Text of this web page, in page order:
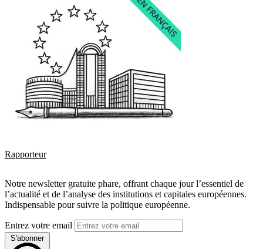
Rapporteur
Notre newsletter gratuite phare, offrant chaque jour l’essentiel de
l’actualité et de l’analyse des institutions et capitales européennes.
Indispensable pour suivre la politique européenne.
Entrez votre email
S'abonner